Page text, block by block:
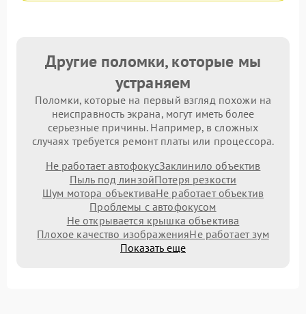
Другие поломки, которые мы
устраняем
Поломки, которые на первый взгляд похожи на
неисправность экрана, могут иметь более
серьезные причины. Например, в сложных
случаях требуется ремонт платы или процессора.
Не работает автофокусЗаклинило объектив
Пыль под линзойПотеря резкости
Шум мотора объективаНе работает объектив
Проблемы с автофокусом
Не открывается крышка объектива
Плохое качество изображенияНе работает зум
Показать еще